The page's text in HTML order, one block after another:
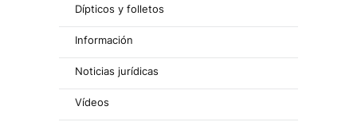
Dípticos y folletos
Información
Noticias jurídicas
Vídeos